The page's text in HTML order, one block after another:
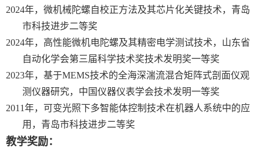
2024年，微机械陀螺自校正方法及其芯片化关键技术，青岛
市科技进步二等奖
2024年，高性能微机电陀螺及其精密电学测试技术，山东省
自动化学会第三届科学技术奖技术发明奖一等奖
2023年，基于MEMS技术的全海深湍流混合矩阵式剖面仪观
测仪器研究，中国仪器仪表学会技术发明一等奖
2011年，可变光照下多智能体控制技术在机器人系统中的应
用，青岛市科技进步二等奖
教学奖励：